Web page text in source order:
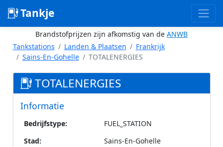
Tankje
Brandstofprijzen zijn afkomstig van de ANWB
Tankstations
Landen & Plaatsen
Frankrijk
Sains-En-Gohelle
TOTALENERGIES
TOTALENERGIES
Informatie
Bedrijfstype:
FUEL_STATION
Stad:
Sains-En-Gohelle